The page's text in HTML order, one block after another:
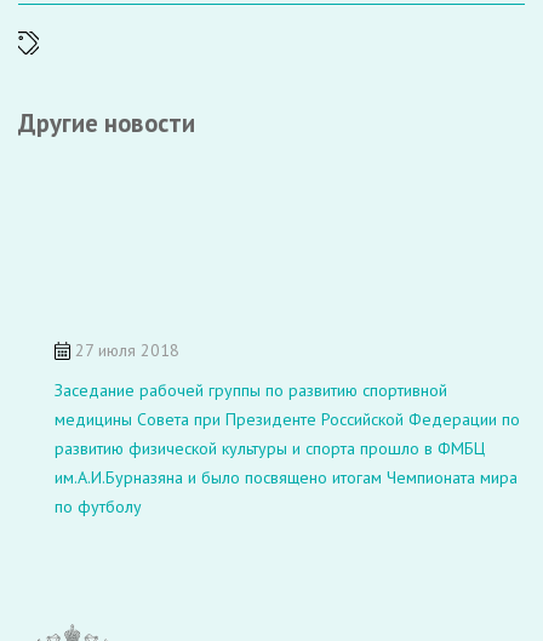
Другие новости
27 июля 2018
Заседание рабочей группы по развитию спортивной
медицины Совета при Президенте Российской Федерации по
развитию физической культуры и спорта прошло в ФМБЦ
им.А.И.Бурназяна и было посвящено итогам Чемпионата мира
по футболу